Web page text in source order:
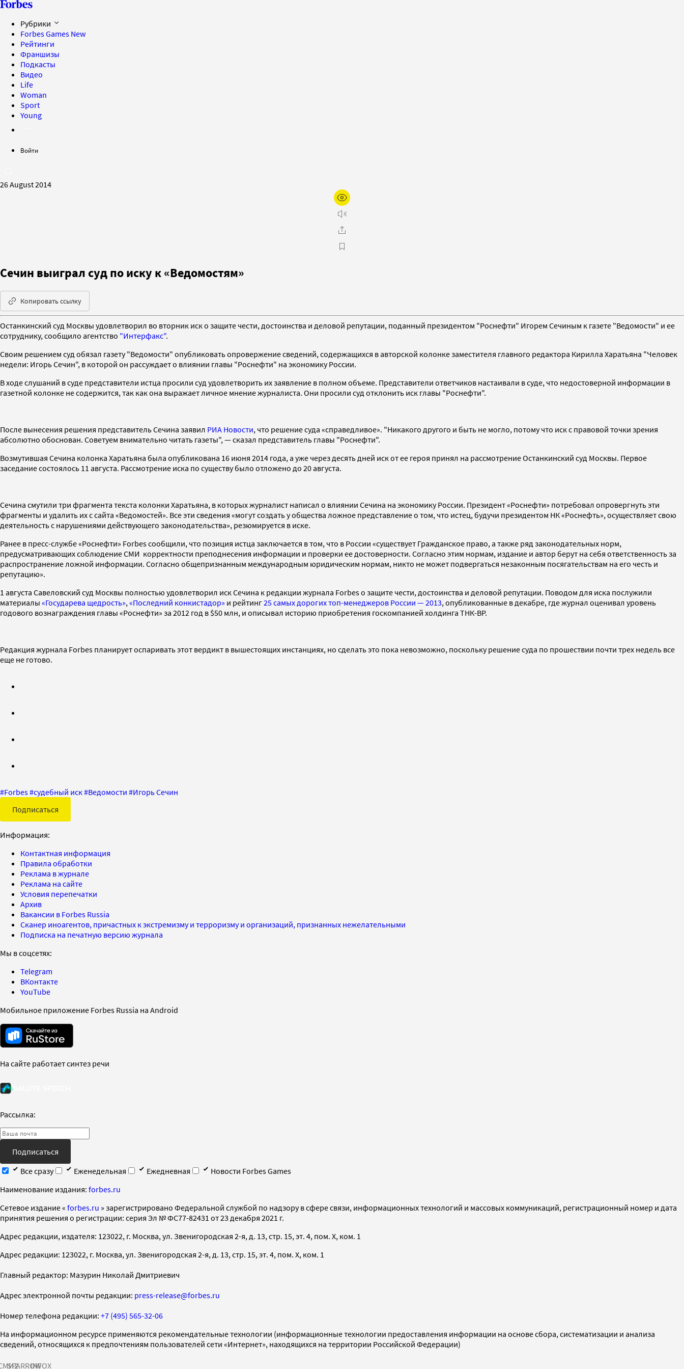
Рубрики
Forbes Games New
Рейтинги
Франшизы
Подкасты
Видео
Life
Woman
Sport
Young
Войти
26 August 2014
Сечин выиграл суд по иску к «Ведомостям»
Копировать ссылку
Останкинский суд Москвы удовлетворил во вторник иск о защите чести, достоинства и деловой репутации, поданный президентом "Роснефти" Игорем Сечиным к газете "Ведомости" и ее
сотруднику, сообщило агентство "Интерфакс".
Своим решением суд обязал газету "Ведомости" опубликовать опровержение сведений, содержащихся в авторской колонке заместителя главного редактора Кирилла Харатьяна "Человек
недели: Игорь Сечин", в которой он рассуждает о влиянии главы "Роснефти" на экономику России.
В ходе слушаний в суде представители истца просили суд удовлетворить их заявление в полном объеме. Представители ответчиков настаивали в суде, что недостоверной информации в
газетной колонке не содержится, так как она выражает личное мнение журналиста. Они просили суд отклонить иск главы "Роснефти".
После вынесения решения представитель Сечина заявил РИА Новости, что решение суда «справедливое». "Никакого другого и быть не могло, потому что иск с правовой точки зрения
абсолютно обоснован. Советуем внимательно читать газеты", — сказал представитель главы "Роснефти".
Возмутившая Сечина колонка Харатьяна была опубликована 16 июня 2014 года, а уже через десять дней иск от ее героя принял на рассмотрение Останкинский суд Москвы. Первое
заседание состоялось 11 августа. Рассмотрение иска по существу было отложено до 20 августа.
Сечина смутили три фрагмента текста колонки Харатьяна, в которых журналист написал о влиянии Сечина на экономику России. Президент «Роснефти» потребовал опровергнуть эти
фрагменты и удалить их с сайта «Ведомостей». Все эти сведения «могут создать у общества ложное представление о том, что истец, будучи президентом НК «Роснефть», осуществляет свою
деятельность с нарушениями действующего законодательства», резюмируется в иске.
Ранее в пресс-службе «Роснефти» Forbes сообщили, что позиция истца заключается в том, что в России «существует Гражданское право, а также ряд законодательных норм,
предусматривающих соблюдение СМИ корректности преподнесения информации и проверки ее достоверности. Согласно этим нормам, издание и автор берут на себя ответственность за
распространение ложной информации. Согласно общепризнанным международным юридическим нормам, никто не может подвергаться незаконным посягательствам на его честь и
репутацию».
1 августа Савеловский суд Москвы полностью удовлетворил иск Сечина к редакции журнала Forbes о защите чести, достоинства и деловой репутации. Поводом для иска послужили
материалы «Государева щедрость», «Последний конкистадор» и рейтинг25 самых дорогих топ-менеджеров России — 2013, опубликованные в декабре, где журнал оценивал уровень
годового вознаграждения главы «Роснефти» за 2012 год в $50 млн, и описывал историю приобретения госкомпанией холдинга ТНК-ВР.
Редакция журнала Forbes планирует оспаривать этот вердикт в вышестоящих инстанциях, но сделать это пока невозможно, поскольку решение суда по прошествии почти трех недель все
еще не готово.
#Forbes#судебный иск#Ведомости #Игорь Сечин
Подписаться
Информация:
Контактная информация
Правила обработки
Реклама в журнале
Реклама на сайте
Условия перепечатки
Архив
Вакансии в Forbes Russia
Сканер иноагентов, причастных к экстремизму и терроризму и организаций, признанных нежелательными
Подписка на печатную версию журнала
Мы в соцсетях:
Telegram
ВКонтакте
YouTube
Мобильное приложение Forbes Russia на Android
На сайте работает синтез речи
Рассылка:
Подписаться
Все сразу
Еженедельная Ежедневная
Новости Forbes Games
Наименование издания: forbes.ru
Cетевое издание « forbes.ru » зарегистрировано Федеральной службой по надзору в сфере связи, информационных технологий и массовых коммуникаций, регистрационный номер и дата
принятия решения о регистрации: серия Эл № ФС77-82431 от 23 декабря 2021 г.
Адрес редакции, издателя: 123022, г. Москва, ул. Звенигородская 2-я, д. 13, стр. 15, эт. 4, пом. X, ком. 1
Адрес редакции: 123022, г. Москва, ул. Звенигородская 2-я, д. 13, стр. 15, эт. 4, пом. X, ком. 1
Главный редактор: Мазурин Николай Дмитриевич
Адрес электронной почты редакции: press-release@forbes.ru
Номер телефона редакции: +7 (495) 565-32-06
На информационном ресурсе применяются рекомендательные технологии (информационные технологии предоставления информации на основе сбора, систематизации и анализа
сведений, относящихся к предпочтениям пользователей сети «Интернет», находящихся на территории Российской Федерации)
SPARROWINFOX